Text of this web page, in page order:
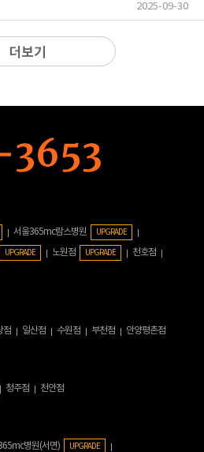
2025-09-30
더보기
서울365mc람스병원 UPGRADE
UPGRADE 노원점 UPGRADE
천호점
점 일산점 수원점 부천점 안양평촌점
청주점 천안점
병원(서면) UPGRADE